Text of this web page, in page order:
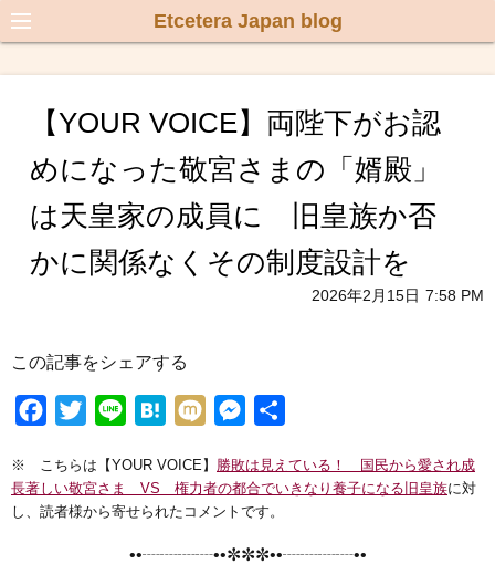
Etcetera Japan blog
【YOUR VOICE】両陛下がお認
めになった敬宮さまの「婿殿」
は天皇家の成員に 旧皇族か否
かに関係なくその制度設計を
2026年2月15日 7:58 PM
この記事をシェアする
c
e
i
t
n
e
H
t
e
M
x
i
s
s
n
※ こちらは【YOUR VOICE】 勝敗は見えている！ 国民から愛され成
長著しい敬宮さま VS 権力者の都合でいきなり養子になる旧皇族に対
し、読者様から寄せられたコメントです。
••┈┈┈┈••✼✼✼••┈┈┈┈••